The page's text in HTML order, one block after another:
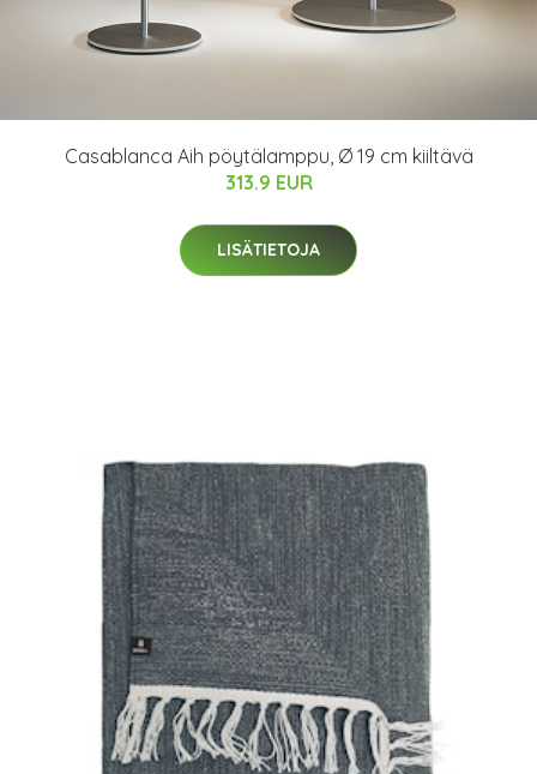
Casablanca Aih pöytälamppu, Ø 19 cm kiiltävä
313.9 EUR
LISÄTIETOJA